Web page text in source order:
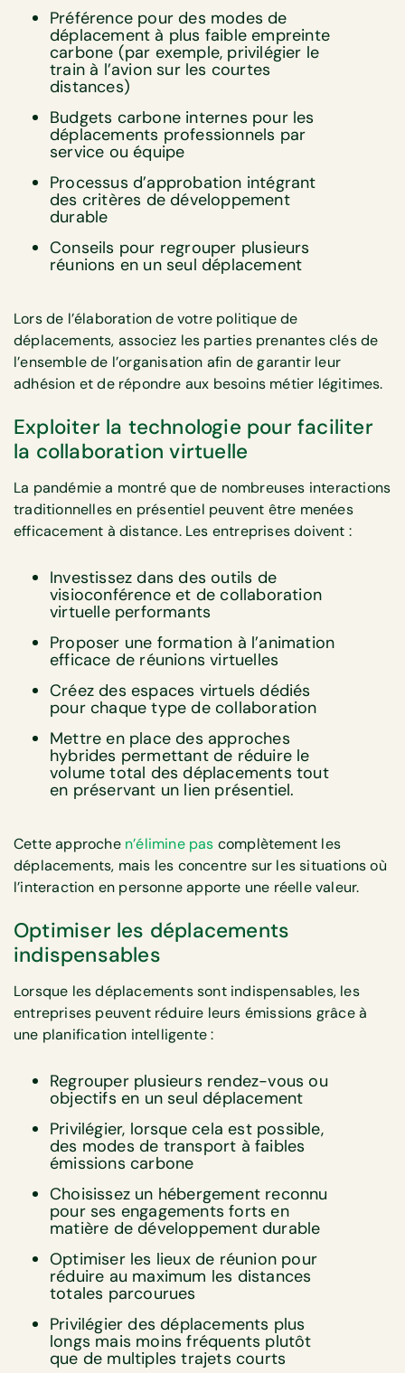
Préférence pour des modes de
déplacement à plus faible empreinte
carbone (par exemple, privilégier le
train à l’avion sur les courtes
distances)
Budgets carbone internes pour les
déplacements professionnels par
service ou équipe
Processus d’approbation intégrant
des critères de développement
durable
Conseils pour regrouper plusieurs
réunions en un seul déplacement
Lors de l’élaboration de votre politique de
déplacements, associez les parties prenantes clés de
l’ensemble de l’organisation afin de garantir leur
adhésion et de répondre aux besoins métier légitimes.
Exploiter la technologie pour faciliter
la collaboration virtuelle
La pandémie a montré que de nombreuses interactions
traditionnelles en présentiel peuvent être menées
efficacement à distance. Les entreprises doivent :
Investissez dans des outils de
visioconférence et de collaboration
virtuelle performants
Proposer une formation à l’animation
efficace de réunions virtuelles
Créez des espaces virtuels dédiés
pour chaque type de collaboration
Mettre en place des approches
hybrides permettant de réduire le
volume total des déplacements tout
en préservant un lien présentiel.
Cette approche n’élimine pas complètement les
déplacements, mais les concentre sur les situations où
l’interaction en personne apporte une réelle valeur.
Optimiser les déplacements
indispensables
Lorsque les déplacements sont indispensables, les
entreprises peuvent réduire leurs émissions grâce à
une planification intelligente :
Regrouper plusieurs rendez-vous ou
objectifs en un seul déplacement
Privilégier, lorsque cela est possible,
des modes de transport à faibles
émissions carbone
Choisissez un hébergement reconnu
pour ses engagements forts en
matière de développement durable
Optimiser les lieux de réunion pour
réduire au maximum les distances
totales parcourues
Privilégier des déplacements plus
longs mais moins fréquents plutôt
que de multiples trajets courts